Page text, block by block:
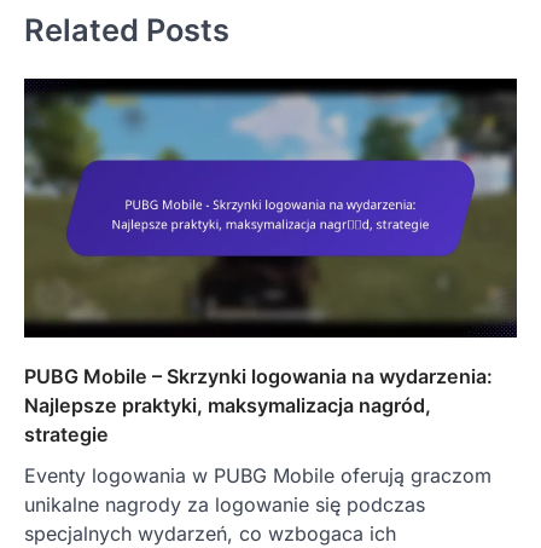
Related Posts
PUBG Mobile – Skrzynki logowania na wydarzenia:
Najlepsze praktyki, maksymalizacja nagród,
strategie
Eventy logowania w PUBG Mobile oferują graczom
unikalne nagrody za logowanie się podczas
specjalnych wydarzeń, co wzbogaca ich